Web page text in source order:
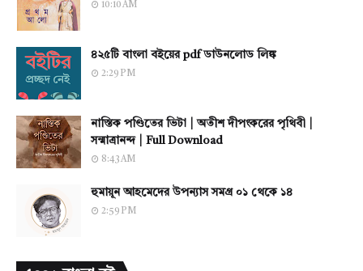
10:10 AM
৪২৫টি বাংলা বইয়ের pdf ডাউনলোড লিঙ্ক
2:29 PM
নাস্তিক পণ্ডিতের ভিটা | অতীশ দীপংকরের পৃথিবী |
সন্মাত্রানন্দ | Full Download
8:43 AM
হুমায়ূন আহমেদের উপন্যাস সমগ্র ০১ থেকে ১৪
2:59 PM